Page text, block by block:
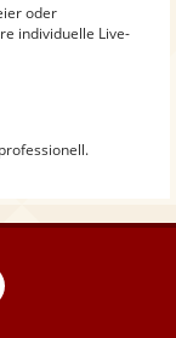
oder
individuelle Live-
eventpeppers